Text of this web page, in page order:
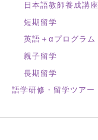
日本語教師養成講座
短期留学
英語＋αプログラム
親子留学
長期留学
語学研修・留学ツアー